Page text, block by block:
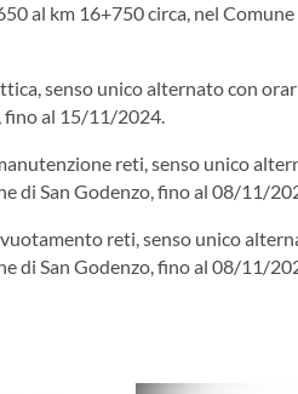
al km 16+750 circa, nel Comune
senso unico alternato con
fino al 15/11/2024.
reti, senso unico
di San Godenzo, fino al 08/11/
reti, senso unico
di San Godenzo, fino al 08/11/